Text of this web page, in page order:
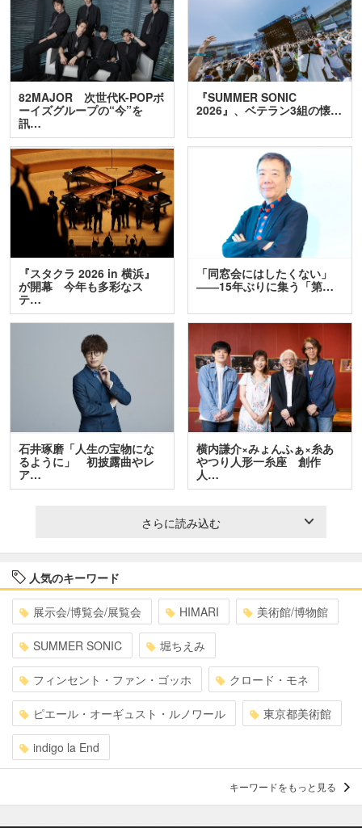
82MAJOR 次世代K-POPボ
ーイズグループの“今”を
訊…
『SUMMER SONIC
2026』、ベテラン3組の懐…
『スタクラ 2026 in 横浜』
が開幕 今年も多彩なス
テ…
「同窓会にはしたくない」
――15年ぶりに集う「第…
石井琢磨「人生の宝物にな
るように」 初披露曲やレ
ア…
横内謙介×みょんふぁ×糸あ
やつり人形一糸座 創作
人…
さらに読み込む
人気のキーワード
展示会/博覧会/展覧会 HIMARI 美術館/博物館
SUMMER SONIC 堀ちえみ
フィンセント・ファン・ゴッホ クロード・モネ
ピエール・オーギュスト・ルノワール 東京都美術館
indigo la End
キーワードをもっと見る